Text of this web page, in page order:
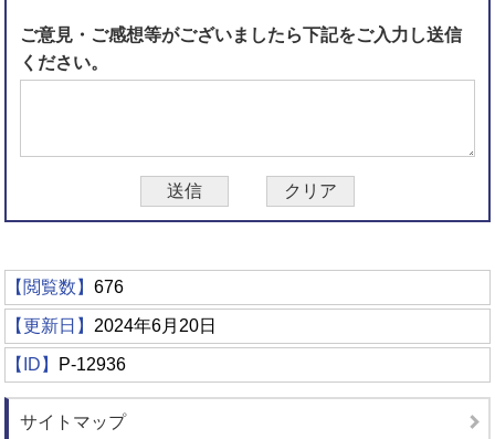
ご意見・ご感想等がございましたら下記をご入力し送信
ください。
【閲覧数】676
【更新日】 2024年6月20日
【ID】 P-12936
サイトマップ